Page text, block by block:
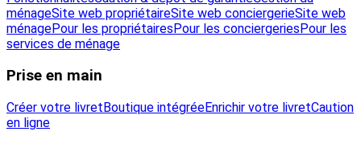
ménageSite web propriétaireSite web conciergerieSite web
ménagePour les propriétaires Pour les conciergeries Pour les
services de ménage
Prise en main
Créer votre livretBoutique intégréeEnrichir votre livretCaution
en ligne